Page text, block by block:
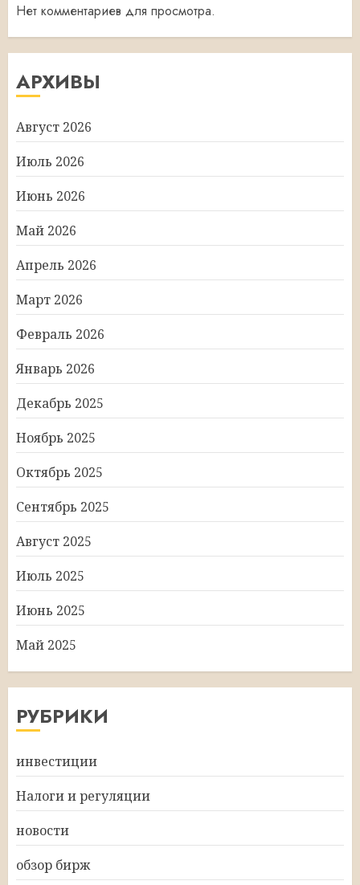
Нет комментариев для просмотра.
АРХИВЫ
Август 2026
Июль 2026
Июнь 2026
Май 2026
Апрель 2026
Март 2026
Февраль 2026
Январь 2026
Декабрь 2025
Ноябрь 2025
Октябрь 2025
Сентябрь 2025
Август 2025
Июль 2025
Июнь 2025
Май 2025
РУБРИКИ
инвестиции
Налоги и регуляции
новости
обзор бирж